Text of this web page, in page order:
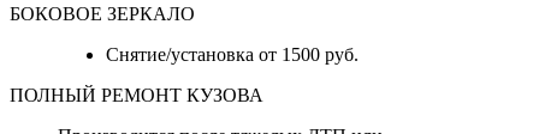
БОКОВОЕ ЗЕРКАЛО
Снятие/установка от 1500 руб.
ПОЛНЫЙ РЕМОНТ КУЗОВА